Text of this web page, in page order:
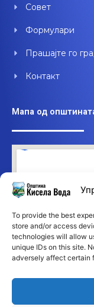
To provide the best
store and/or access
technologies will allow
unique IDs on this site.
adversely affect certain
Совет
Формулари
Прашајте го
Контакт
Мапа од